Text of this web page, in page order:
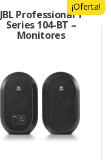
JBL Professional 1
Series 104-BT –
Monitores
¡Oferta!